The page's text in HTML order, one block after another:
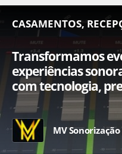
CASAMENTOS,
Transformamos
experiências
com tecnologia,
padrão de
MV